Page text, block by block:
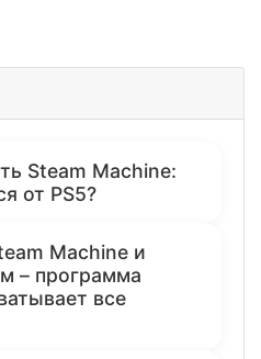
Steam Machine:
от PS5?
Machine и
– программа
все